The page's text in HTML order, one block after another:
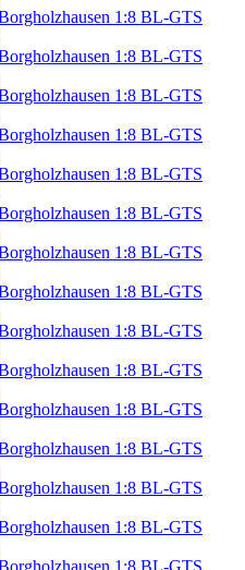
1:8 BL-GTS
1:8 BL-GTS
1:8 BL-GTS
1:8 BL-GTS
1:8 BL-GTS
1:8 BL-GTS
1:8 BL-GTS
1:8 BL-GTS
1:8 BL-GTS
1:8 BL-GTS
1:8 BL-GTS
1:8 BL-GTS
1:8 BL-GTS
1:8 BL-GTS
1:8 BL-GTS